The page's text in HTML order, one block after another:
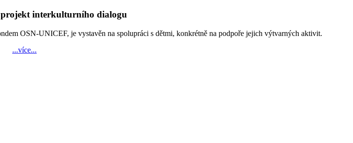
projekt interkulturního dialogu
OSN-UNICEF, je vystavěn na spolupráci s dětmi, konkrétně na podpoře jejich výtvarných aktivit.
...více...